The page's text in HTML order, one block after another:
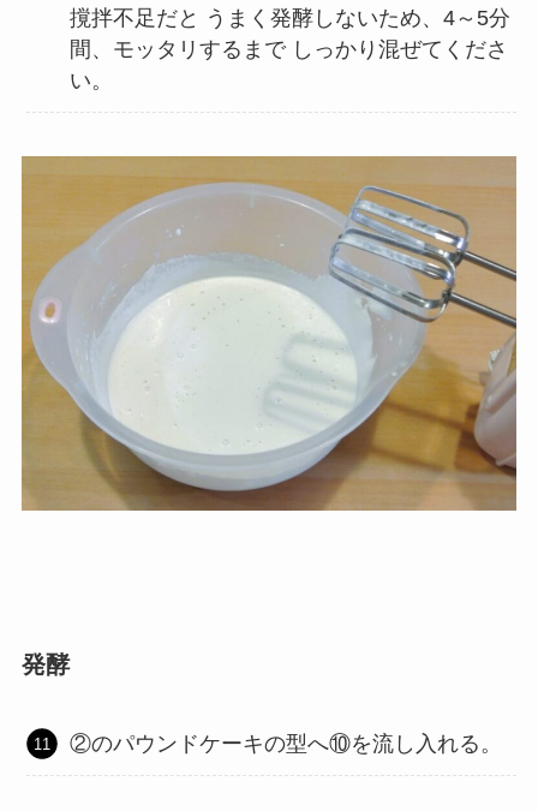
撹拌不足だと うまく発酵しないため、4～5分
間、モッタリするまで しっかり混ぜてくださ
い。
発酵
②のパウンドケーキの型へ⑩を流し入れる。